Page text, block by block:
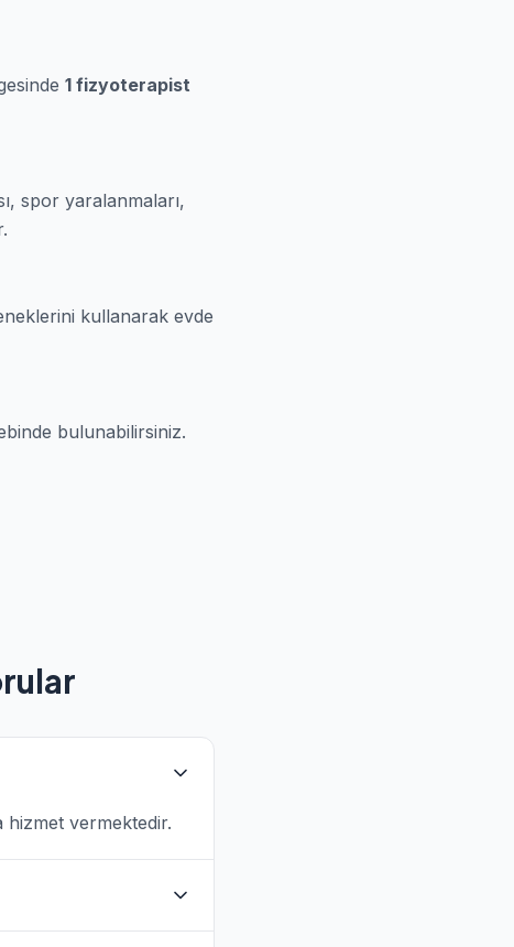
1 fizyoterapist
spor yaralanmaları,
kullanarak evde
bulunabilirsiniz.
hizmet vermektedir.